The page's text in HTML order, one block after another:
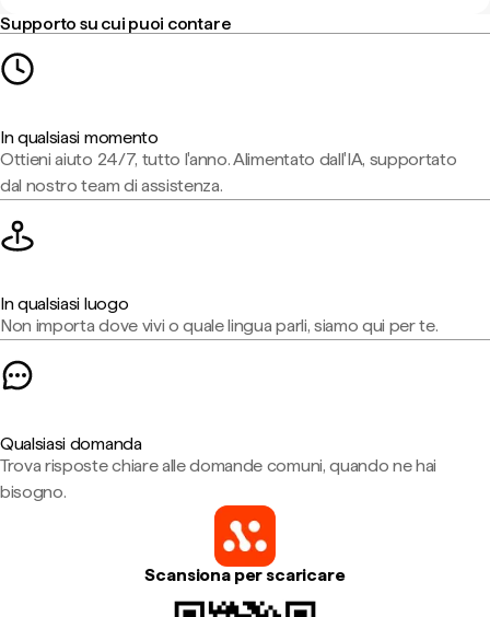
Supporto su cui puoi contare
In qualsiasi momento
Ottieni aiuto 24/7, tutto l'anno. Alimentato dall'IA, supportato
dal nostro team di assistenza.
In qualsiasi luogo
Non importa dove vivi o quale lingua parli, siamo qui per te.
Qualsiasi domanda
Trova risposte chiare alle domande comuni, quando ne hai
bisogno.
Scansiona per scaricare